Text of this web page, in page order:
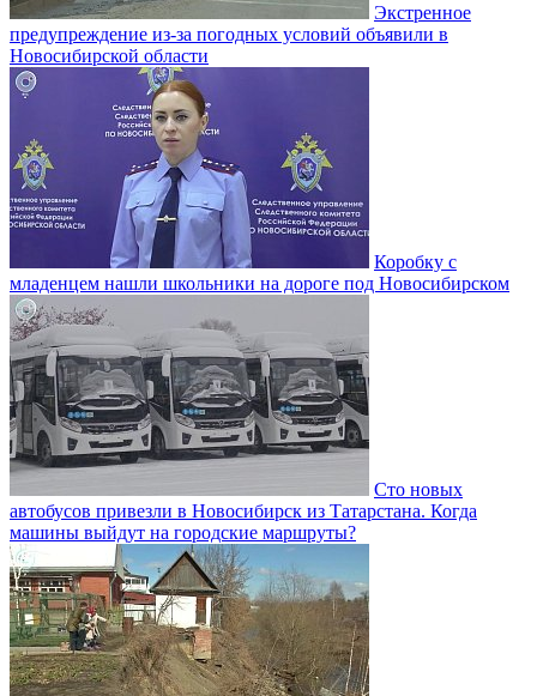
Экстренное
предупреждение из-за погодных условий объявили в
Новосибирской области
Коробку с
младенцем нашли школьники на дороге под Новосибирском
Сто новых
автобусов привезли в Новосибирск из Татарстана. Когда
машины выйдут на городские маршруты?